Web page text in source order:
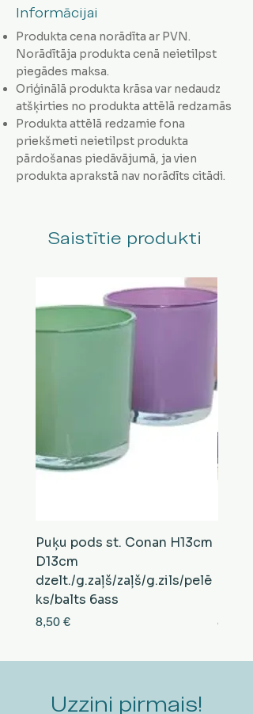
Informācijai
Produkta cena norādīta ar PVN.
Norādītāja produkta cenā neietilpst
piegādes maksa.
Oriģinālā produkta krāsa var nedaudz
atšķirties no produkta attēlā redzamās
Produkta attēlā redzamie fona
priekšmeti neietilpst produkta
pārdošanas piedāvājumā, ja vien
produkta aprakstā nav norādīts citādi.
Saistītie produkti
Puķu pods st. Conan H13cm
D13cm
dzelt./g.zaļš/zaļš/g.zils/pelē
ks/balts 6ass
Cena
8,50 € Cena
8,50 €
Uzzini pirmais!